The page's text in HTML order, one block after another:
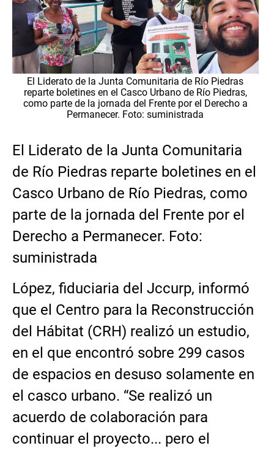
El Liderato de la Junta Comunitaria de Río Piedras
reparte boletines en el Casco Urbano de Río Piedras,
como parte de la jornada del Frente por el Derecho a
Permanecer. Foto: suministrada
El Liderato de la Junta Comunitaria
de Río Piedras reparte boletines en el
Casco Urbano de Río Piedras, como
parte de la jornada del Frente por el
Derecho a Permanecer. Foto:
suministrada
López, fiduciaria del Jccurp, informó
que el Centro para la Reconstrucción
del Hábitat (CRH) realizó un estudio,
en el que encontró sobre 299 casos
de espacios en desuso solamente en
el casco urbano. “Se realizó un
acuerdo de colaboración para
continuar el proyecto... pero el